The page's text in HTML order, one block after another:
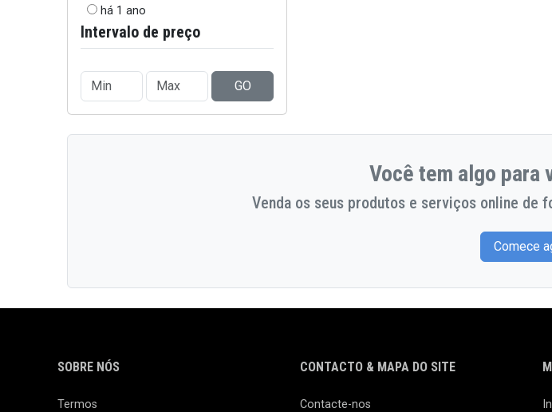
há 1 ano
Intervalo de preço
GO
Você tem algo para
Venda os seus produtos e serviços online de
Comece
SOBRE NÓS
Termos
CONTACTO & MAPA DO SITE
Contacte-nos